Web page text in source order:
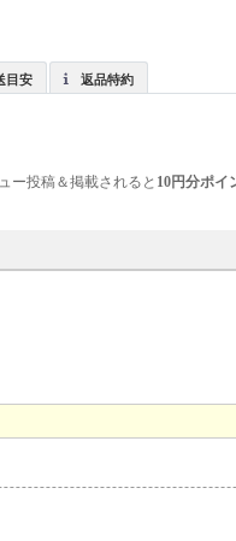
目安 返品特約
ー投稿＆掲載されると 10円分ポイ